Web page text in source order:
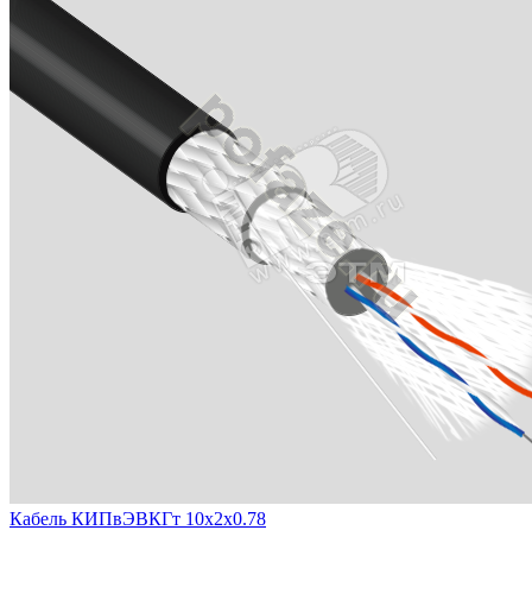
Кабель КИПвЭВКГт 10х2х0.78